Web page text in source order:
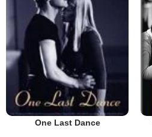
One Last Dance